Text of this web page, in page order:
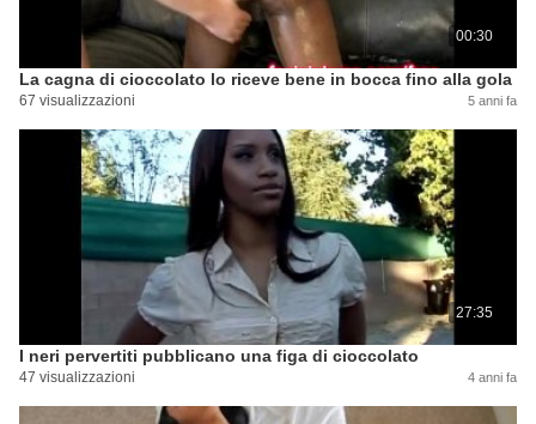
00:30
La cagna di cioccolato lo riceve bene in bocca fino alla gola
67 visualizzazioni 5 anni fa
27:35
I neri pervertiti pubblicano una figa di cioccolato
47 visualizzazioni 4 anni fa